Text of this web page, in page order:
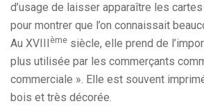
d’usage de laisser apparaître les cartes
pour montrer que l’on connaissait
Au XVIII
ème siècle, elle prend de
plus utilisée par les commerçants
commerciale ». Elle est souvent
bois et très décorée.